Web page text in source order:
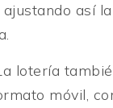
así
lotería
móvil,